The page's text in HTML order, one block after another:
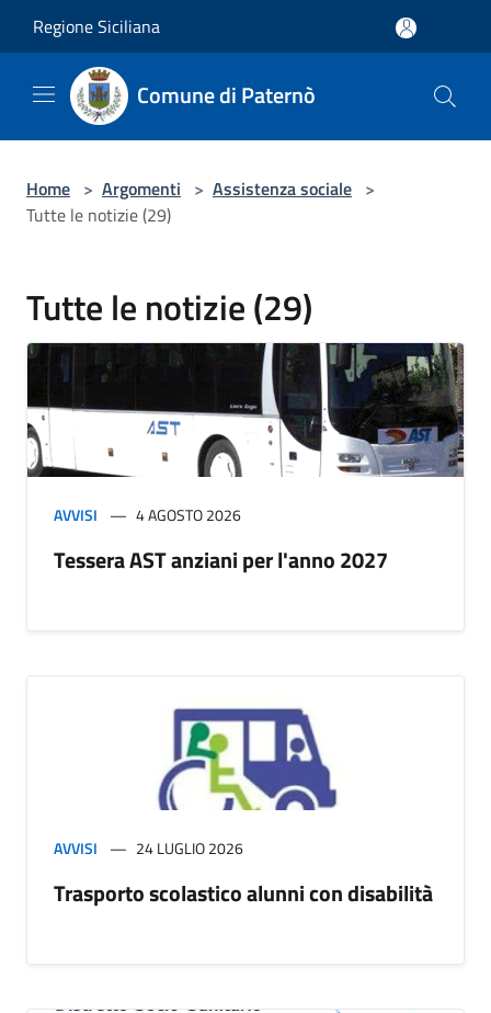
Regione Siciliana
Comune di Paternò
Home > Argomenti > Assistenza sociale >
Tutte le notizie (29)
Tutte le notizie (29)
AVVISI 4 AGOSTO 2026
Tessera AST anziani per l'anno 2027
AVVISI 24 LUGLIO 2026
Trasporto scolastico alunni con disabilità